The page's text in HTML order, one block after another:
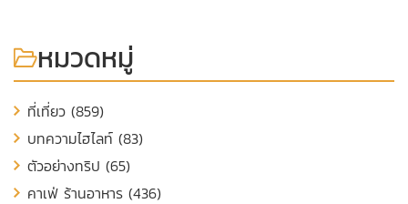
หมวดหมู่
ที่เที่ยว (859)
บทความไฮไลท์ (83)
ตัวอย่างทริป (65)
คาเฟ่ ร้านอาหาร (436)